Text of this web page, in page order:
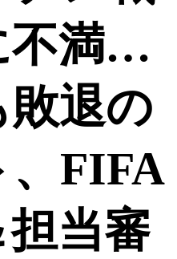
不満…
退の
、FIFA
当審